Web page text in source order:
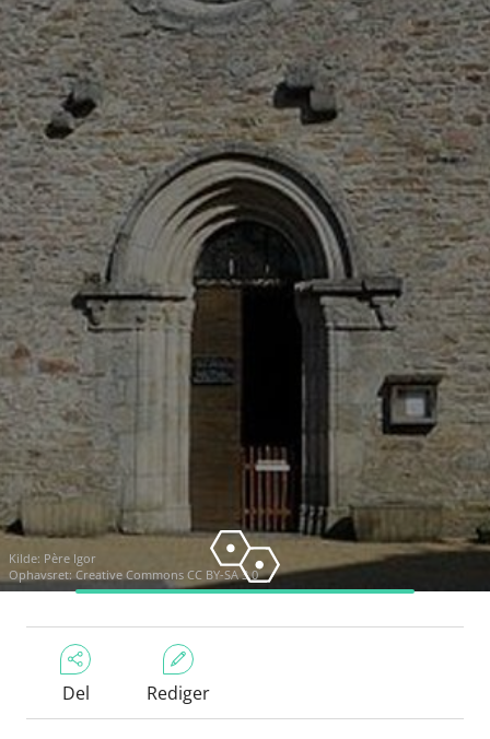
Kilde: Père Igor
Ophavsret: Creative Commons CC BY-SA 3.0
Del Rediger